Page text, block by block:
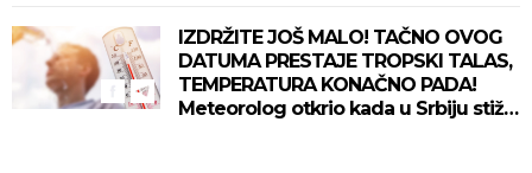
IZDRŽITE JOŠ MALO! TAČNO OVOG
DATUMA PRESTAJE TROPSKI TALAS,
TEMPERATURA KONAČNO PADA!
Meteorolog otkrio kada u Srbiju stiže